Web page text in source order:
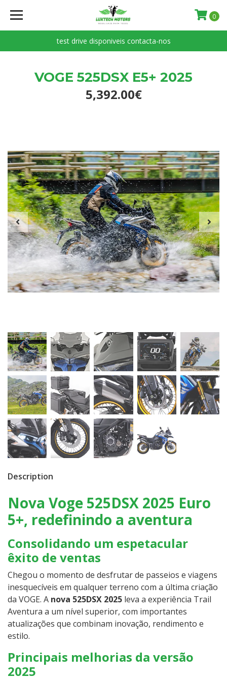
test drive disponiveis contacta-nos
0
VOGE 525DSX E5+ 2025
5,392.00€
Description
Nova Voge 525DSX 2025 Euro
5+, redefinindo a aventura
Consolidando um espetacular
êxito de ventas
Chegou o momento de desfrutar de passeios e viagens
inesquecíveis em qualquer terreno com a última criação
da VOGE. A nova 525DSX 2025 leva a experiência Trail
Aventura a um nível superior, com importantes
atualizações que combinam inovação, rendimento e
estilo.
Principais melhorias da versão
2025